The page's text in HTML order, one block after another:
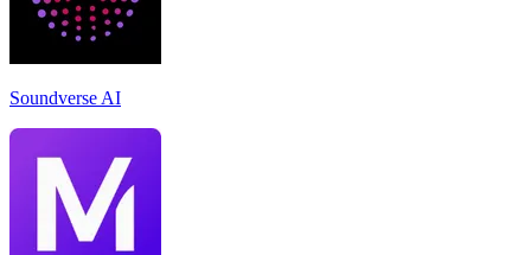
Soundverse AI